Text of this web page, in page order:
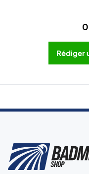
Rédiger